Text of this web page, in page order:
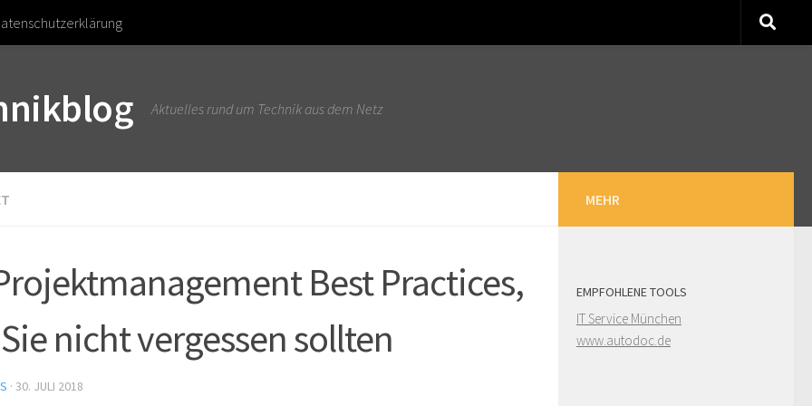
Aktuelles rund um Technik aus dem Netz
Best Practices,
nicht vergessen sollten
· 30. JULI 2018
MEHR
EMPFOHLENE TOOLS
IT Service München
www.autodoc.de